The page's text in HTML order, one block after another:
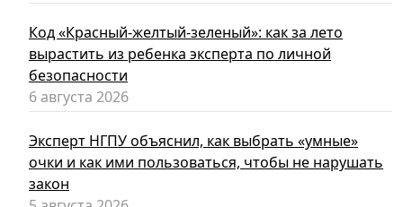
Код «Красный-желтый-зеленый»: как за лето
вырастить из ребенка эксперта по личной
безопасности
6 августа 2026
Эксперт НГПУ объяснил, как выбрать «умные»
очки и как ими пользоваться, чтобы не нарушать
закон